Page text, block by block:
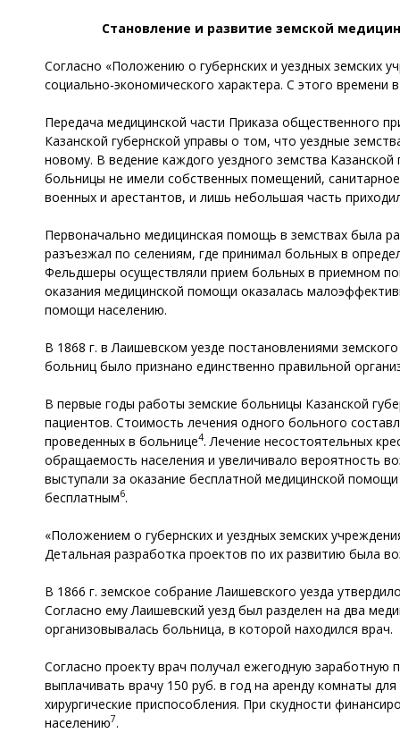
Становление и развитие земской
Согласно «Положению о губернских и уездных земских
социально-экономического характера. С этого
Передача медицинской части Приказа общественного
Казанской губернской управы о том, что уездные
новому. В ведение каждого уездного земства
больницы не имели собственных помещений,
военных и арестантов, и лишь небольшая часть
Первоначально медицинская помощь в земствах была
разъезжал по селениям, где принимал больных в
Фельдшеры осуществляли прием больных в приемном
оказания медицинской помощи оказалась
помощи населению.
В 1868 г. в Лаишевском уезде постановлениями
больниц было признано единственно правильной
В первые годы работы земские больницы Казанской
пациентов. Стоимость лечения одного больного
проведенных в больнице4. Лечение несостоятельных
обращаемость населения и увеличивало вероятность
выступали за оказание бесплатной медицинской
бесплатным6.
«Положением о губернских и уездных земских
Детальная разработка проектов по их развитию была
В 1866 г. земское собрание Лаишевского уезда
Согласно ему Лаишевский уезд был разделен на два
организовывалась больница, в которой находился врач.
Согласно проекту врач получал ежегодную
выплачивать врачу 150 руб. в год на аренду комнаты
хирургические приспособления. При скудности
населению7.